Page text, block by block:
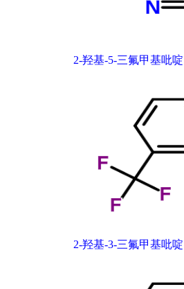
2-羟基-5-三氟甲基吡啶
2-羟基-3-三氟甲基吡啶